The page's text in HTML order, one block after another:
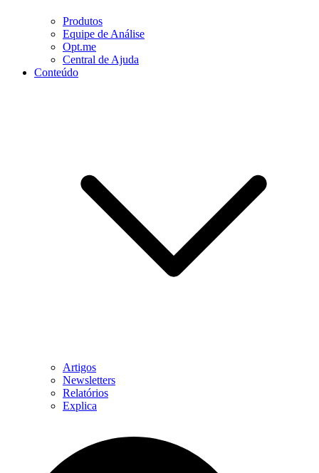
Produtos
Equipe de Análise
Opt.me
Central de Ajuda
Conteúdo
Artigos
Newsletters
Relatórios
Explica